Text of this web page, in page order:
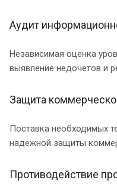
Аудит
Независимая оценка
выявление недочетов и
Защита
Поставка необходимых
надежной защиты
Противодействие